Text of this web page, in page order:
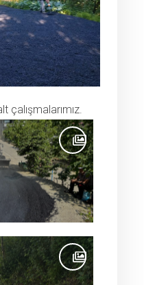
çalışmalarımız.